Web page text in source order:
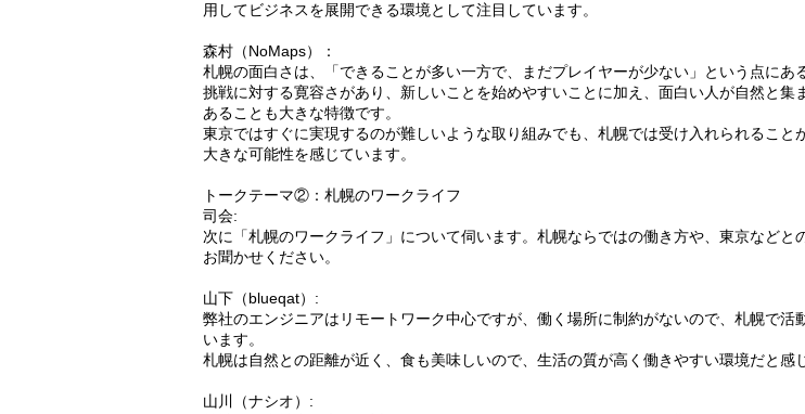
用してビジネスを展開できる環境として注目しています。
森村（NoMaps）：
札幌の面白さは、「できることが多い一方で、まだプレイヤーが少ない」という点にあ
挑戦に対する寛容さがあり、新しいことを始めやすいことに加え、面白い人が自然と集
あることも大きな特徴です。
東京ではすぐに実現するのが難しいような取り組みでも、札幌では受け入れられること
大きな可能性を感じています。
トークテーマ②：札幌のワークライフ
司会:
次に「札幌のワークライフ」について伺います。札幌ならではの働き方や、東京などと
お聞かせください。
山下（blueqat）:
弊社のエンジニアはリモートワーク中心ですが、働く場所に制約がないので、札幌で活
います。
札幌は自然との距離が近く、食も美味しいので、生活の質が高く働きやすい環境だと感
山川（ナシオ）: